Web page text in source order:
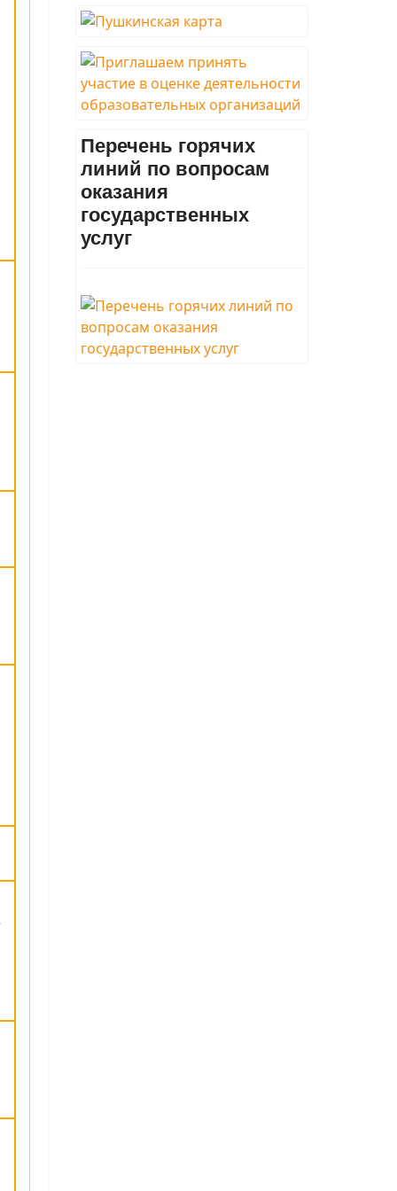
Перечень горячих
линий по вопросам
оказания
государственных
услуг